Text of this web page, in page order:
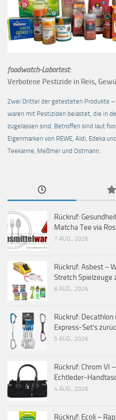
foodwatch-Labortest:
Verbotene Pestizide in Reis,
Zwei Drittel der getesteten Produkte
waren mit Pestiziden belastet, die in
zugelassen sind. Betroffen sind laut
Eigenmarken von REWE, Aldi, Edeka
Teekanne, Meßmer und Ostmann.
Rückruf:
Matcha Tee via
7 AUG., 2026
Rückruf: Asbest –
Stretch Spielzeuge
6 AUG., 2026
Rückruf:
Express-Set’s
5 AUG., 2026
Rückruf: Chrom VI
Echtleder-
4 AUG., 2026
Rückruf: Ecoli –